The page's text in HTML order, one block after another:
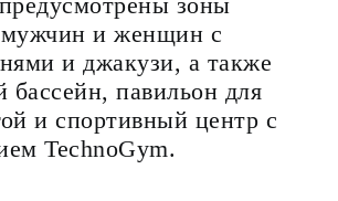
мужчин и женщин с
и джакузи, а также
павильон для
и спортивный центр с
TechnoGym.